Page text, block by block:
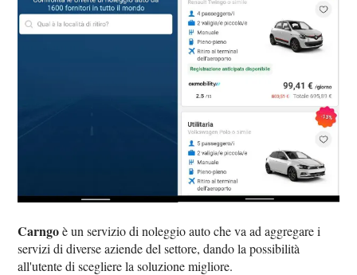
Carngoè un servizio di noleggio auto che va ad aggregare i
servizi di diverse aziende del settore, dando la possibilità
all'utente di scegliere la soluzione migliore.